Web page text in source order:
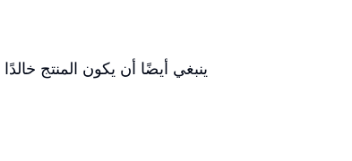
ينبغي أيضًا أن يكون المنتج